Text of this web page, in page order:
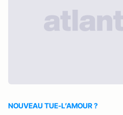
NOUVEAU TUE-L’AMOUR ?